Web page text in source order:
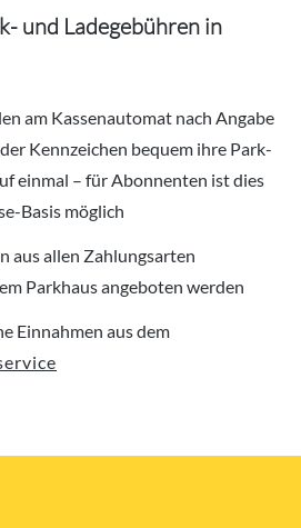
und Ladegebühren in
am Kassenautomat nach Angabe
Kennzeichen bequem ihre Park-
einmal – für Abonnenten ist dies
Basis möglich
aus allen Zahlungsarten
Parkhaus angeboten werden
Einnahmen aus dem